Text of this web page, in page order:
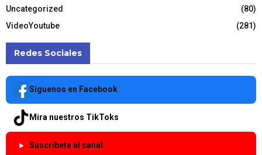
Uncategorized
(80)
VideoYoutube
(281)
Redes Sociales
Síguenos en Facebook
Mira nuestros TikToks
Suscríbete al canal